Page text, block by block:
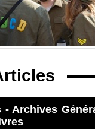
-Archives